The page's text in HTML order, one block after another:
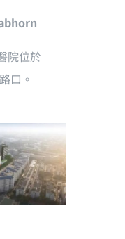
院位於
口。